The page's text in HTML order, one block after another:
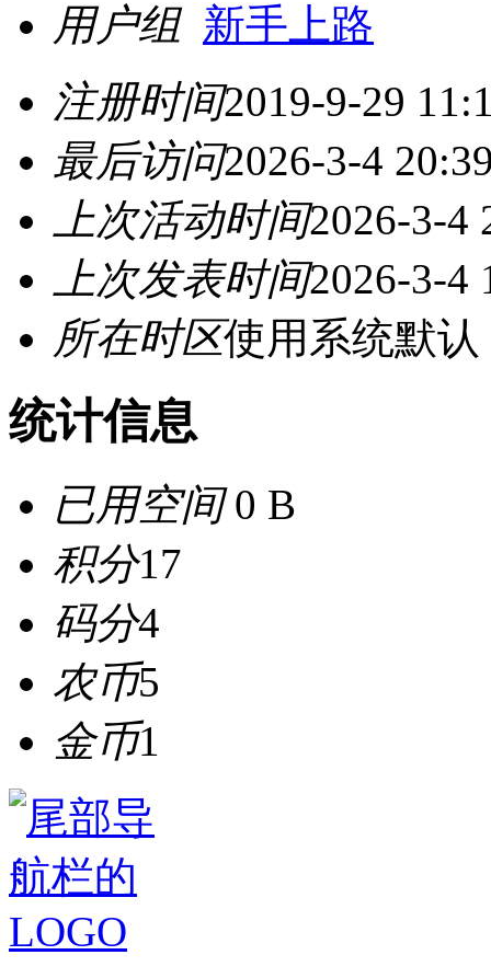
用户组 新手上路
注册时间2019-9-29
最后访问2026-3-4
上次活动时间2026-3-4
上次发表时间2026-3-4
所在时区使用系统默认
统计信息
已用空间0 B
积分17
码分4
农币5
金币1